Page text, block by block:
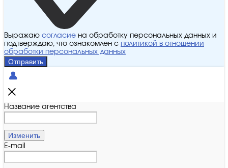
Выражаю согласие на обработку персональных данных и
подтверждаю, что ознакомлен с политикой в отношении
обработки персональных данных
Отправить
Название агентства
Изменить
E-mail